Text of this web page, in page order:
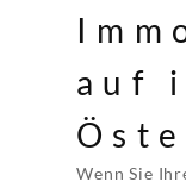
auf
Wenn Sie